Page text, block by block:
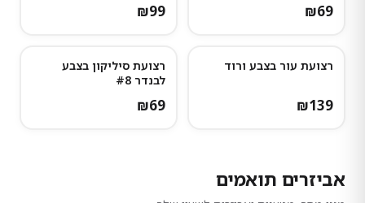
₪69
₪99
נותרו מעט
רצועת עור בצבע ורוד
₪139
רצועת סיליקון בצבע
לבנדר #8
₪69
אביזרים תואמים